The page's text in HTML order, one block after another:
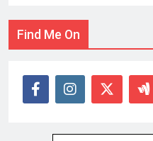
Find Me On